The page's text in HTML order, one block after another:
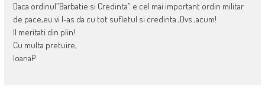
Daca ordinul”Barbatie si Credinta” e cel mai important ordin militar
de pace,eu vi l-as da cu tot sufletul si credinta ,Dvs.,acum!
Il meritati din plin!
Cu multa pretuire,
IoanaP